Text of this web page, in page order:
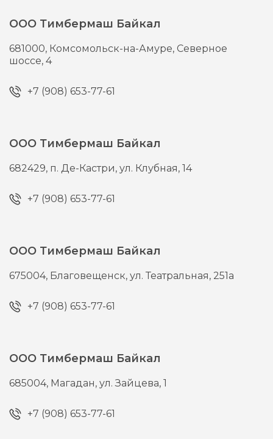
ООО Тимбермаш Байкал
681000, Комсомольск-на-Амуре, Северное
шоссе, 4
+7 (908) 653-77-61
ООО Тимбермаш Байкал
682429, п. Де-Кастри,ул. Клубная, 14
+7 (908) 653-77-61
ООО Тимбермаш Байкал
675004, Благовещенск,ул. Театральная, 251а
+7 (908) 653-77-61
ООО Тимбермаш Байкал
685004, Магадан,ул. Зайцева, 1
+7 (908) 653-77-61